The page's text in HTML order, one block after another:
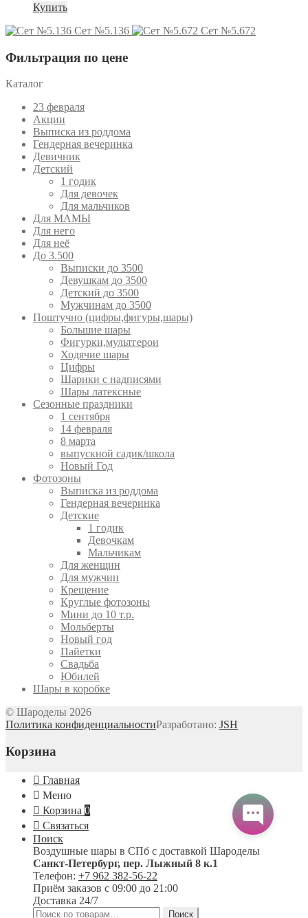
Купить
Сет №5.136
Сет №5.672
Фильтрация по цене
Каталог
23 февраля
Акции
Выписка из роддома
Гендерная вечеринка
Девичник
Детский
1 годик
Для девочек
Для мальчиков
Для МАМЫ
Для него
Для неё
До 3.500
Выписки до 3500
Девушкам до 3500
Детский до 3500
Мужчинам до 3500
Поштучно (цифры,фигуры,шары)
Большие шары
Фигурки,мультгерои
Ходячие шары
Цифры
Шарики с надписями
Шары латексные
Сезонные праздники
1 сентября
14 февраля
8 марта
выпускной садик/школа
Новый Год
Фотозоны
Выписка из роддома
Гендерная вечеринка
Детские
1 годик
Девочкам
Мальчикам
Для женщин
Для мужчин
Крещение
Круглые фотозоны
Мини до 10 т.р.
Мольберты
Новый год
Пайетки
Свадьба
Юбилей
Шары в коробке
© Шароделы 2026
Политика конфиденциальностиРазработано: JSH
Корзина
Главная
Меню
Корзина 0
Связаться
Поиск
Воздушные шары в СПб с доставкой Шароделы
Санкт-Петербург, пер. Лыжный 8 к.1
Телефон: +7 962 382-56-22
Приём заказов с 09:00 до 21:00
Доставка 24/7
Искать:
Поиск